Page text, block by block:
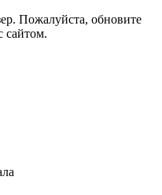
Пожалуйста, обновите
сайтом.